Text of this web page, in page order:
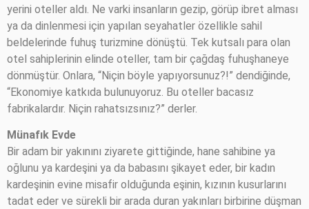
yerini oteller aldı. Ne varki insanların gezip, görüp ibret alması
ya da dinlenmesi için yapılan seyahatler özellikle sahil
beldelerinde fuhuş turizmine dönüştü. Tek kutsalı para olan
otel sahiplerinin elinde oteller, tam bir çağdaş fuhuşhaneye
dönmüştür. Onlara, “Niçin böyle yapıyorsunuz?!” dendiğinde,
“Ekonomiye katkıda bulunuyoruz. Bu oteller bacasız
fabrikalardır. Niçin rahatsızsınız?” derler.
Münafık Evde
Bir adam bir yakınını ziyarete gittiğinde, hane sahibine ya
oğlunu ya kardeşini ya da babasını şikayet eder, bir kadın
kardeşinin evine misafir olduğunda eşinin, kızının kusurlarını
tadat eder ve sürekli bir arada duran yakınları birbirine düşman